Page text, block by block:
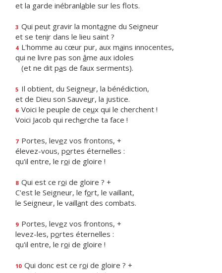
et la garde inébranlable sur les flots.
3 Qui peut gravir la montagne du Seigneur
et se tenir dans le lieu saint ?
4 L'homme au cœur pur, aux mains innocentes,
qui ne livre pas son âme aux idoles
(et ne dit pas de faux serments).
5 Il obtient, du Seigneur, la bénédiction,
et de Dieu son Sauveur, la justice.
6 Voici le peuple de ceux qui le cherchent !
Voici Jacob qui recherche ta face !
7 Portes, levez vos frontons, +
élevez-vous, portes éternelles :
qu'il entre, le roi de gloire !
8 Qui est ce roi de gloire ? +
C'est le Seigneur, le fort, le vaillant,
le Seigneur, le vaillant des combats.
9 Portes, levez vos frontons, +
levez-les, portes éternelles :
qu'il entre, le roi de gloire !
10 Qui donc est ce roi de gloire ? +